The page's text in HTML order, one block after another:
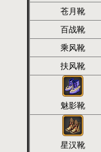
苍月靴
百战靴
乘风靴
扶风靴
魅影靴
星汉靴